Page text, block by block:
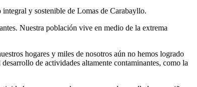
y sostenible de Lomas de Carabayllo.
Nuestra población vive en medio de la extrema
hogares y miles de nosotros aún no hemos logrado
de actividades altamente contaminantes, como la